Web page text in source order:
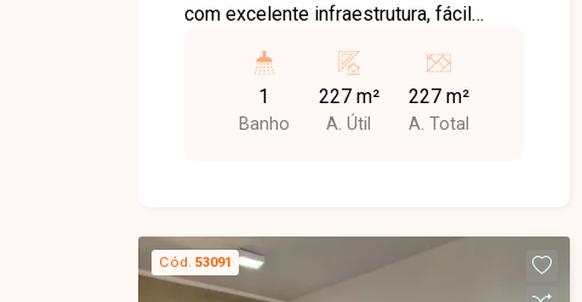
com excelente infraestrutura, fácil
grande fluxo de veículos e
consumidores. A localização oferece
proximidade a comércios,
buscam visibilidade e praticidade. Loja
de primeira locação com
1
Banho
227 m²
A. Útil
227 m²
A. Total
Cód. 53091